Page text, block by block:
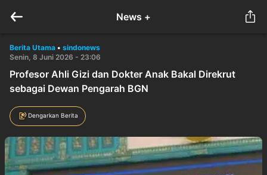
News +
Berita Utama • sindonews
Senin, 8 Juni 2026 - 23:06
Profesor Ahli Gizi dan Dokter Anak Bakal Direkrut
sebagai Dewan Pengarah BGN
Dengarkan Berita